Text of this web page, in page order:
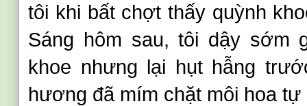
tôi khi bất chợt thấy quỳnh
Sáng hôm sau, tôi dậy sớm
khoe nhưng lại hụt hẫng
hương đã mím chặt môi hoa tự